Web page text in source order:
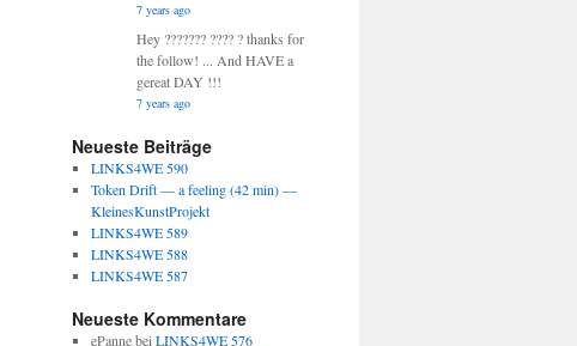
7 years ago
Hey ??????? ???? ? thanks for
the follow! ... And HAVE a
gereat DAY !!!
7 years ago
Neueste Beiträge
LINKS4WE 590
Token Drift — a feeling (42 min) —
KleinesKunstProjekt
LINKS4WE 589
LINKS4WE 588
LINKS4WE 587
Neueste Kommentare
ePannebei LINKS4WE 576